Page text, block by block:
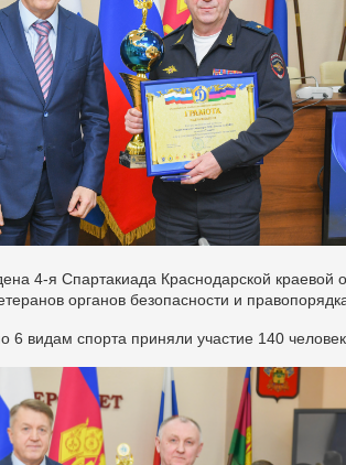
4-я Спартакиада Краснодарской краевой
органов безопасности и
6 видам спорта приняли участие 140